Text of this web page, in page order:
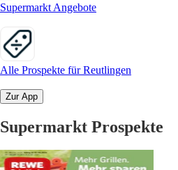
Supermarkt Angebote
Alle Prospekte für Reutlingen
Zur App
Supermarkt Prospekte